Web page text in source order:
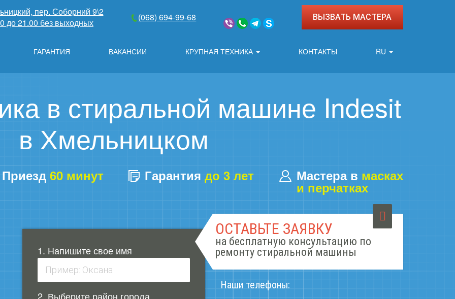
пер. Соборний 9\2
до 21.00 без выходных
(068) 694-99-68 ВЫЗВАТЬ МАСТЕРА
ГАРАНТИЯ ВАКАНСИИ КРУПНАЯ ТЕХНИКА КОНТАКТЫ RU
в стиральной машине Indesit
в Хмельницком
Приезд 60 минут Гарантиядо 3 лет Мастера в масках
и перчатках
1. Напишите свое имя
2. Выберите район города
ОСТАВЬТЕ ЗАЯВКУ
на бесплатную консультацию по
ремонту стиральной машины
Наши телефоны: